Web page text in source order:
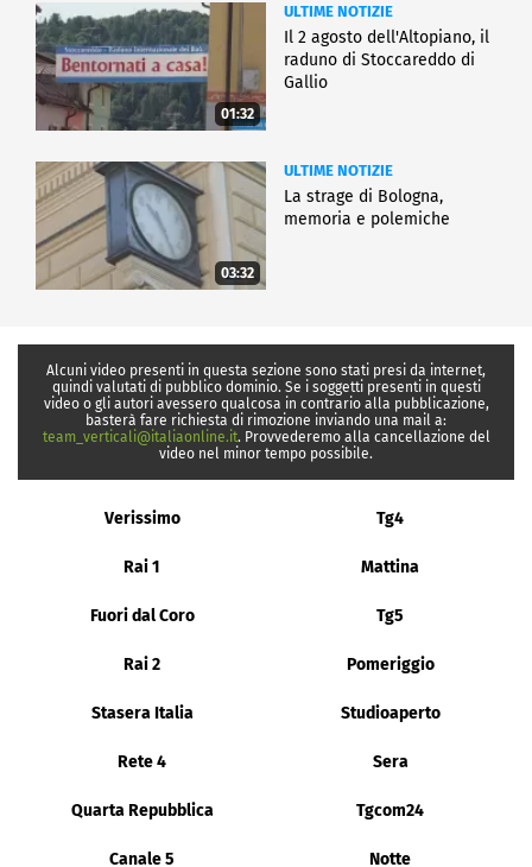
01:32
ULTIME NOTIZIE
Il 2 agosto dell'Altopiano, il
raduno di Stoccareddo di
Gallio
03:32
ULTIME NOTIZIE
La strage di Bologna,
memoria e polemiche
Alcuni video presenti in questa sezione sono stati presi da internet,
quindi valutati di pubblico dominio. Se i soggetti presenti in questi
video o gli autori avessero qualcosa in contrario alla pubblicazione,
basterà fare richiesta di rimozione inviando una mail a:
team_verticali@italiaonline.it. Provvederemo alla cancellazione del
video nel minor tempo possibile.
Verissimo Tg4
Rai 1 Mattina
Fuori dal Coro Tg5
Rai 2 Pomeriggio
Stasera Italia Studioaperto
Rete 4 Sera
Quarta Repubblica Tgcom24
Canale 5 Notte